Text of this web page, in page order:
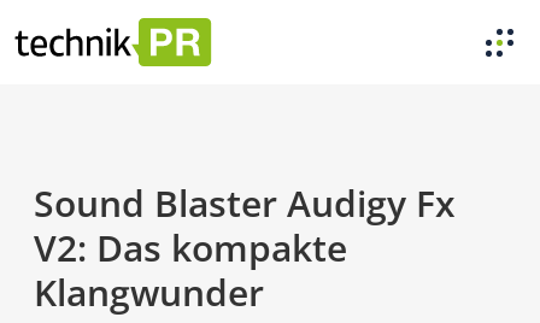
Sound Blaster Audigy Fx
V2: Das kompakte
Klangwunder